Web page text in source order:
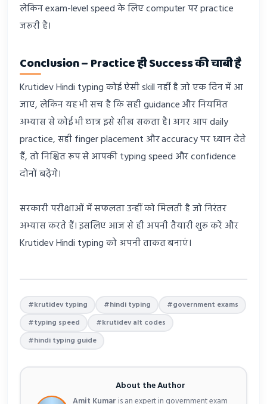
लेकिन exam-level speed के लिए computer पर practice
जरूरी है।
Conclusion – Practice ही Success की चाबी है
Krutidev Hindi typing कोई ऐसी skill नहीं है जो एक दिन में आ
जाए, लेकिन यह भी सच है कि सही guidance और नियमित
अभ्यास से कोई भी छात्र इसे सीख सकता है। अगर आप daily
practice, सही finger placement और accuracy पर ध्यान देते
हैं, तो निश्चित रूप से आपकी typing speed और confidence
दोनों बढ़ेंगे।
सरकारी परीक्षाओं में सफलता उन्हीं को मिलती है जो निरंतर
अभ्यास करते हैं। इसलिए आज से ही अपनी तैयारी शुरू करें और
Krutidev Hindi typing को अपनी ताकत बनाएं।
#krutidev typing #hindi typing
#government exams
#typing speed
#krutidev alt codes
#hindi typing guide
About the Author
Amit Kumar is an expert in government exam